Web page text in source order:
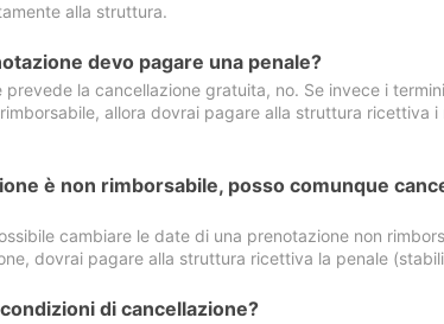
alla struttura.
devo pagare una penale?
prevede la cancellazione gratuita, no. Se invece i
allora dovrai pagare alla struttura ricettiva
è non rimborsabile, posso comunque
cambiare le date di una prenotazione non
dovrai pagare alla struttura ricettiva la penale
di cancellazione?